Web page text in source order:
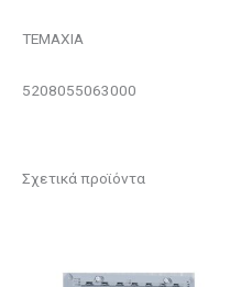
ΤΕΜΑΧΙΑ
5208055063000
Σχετικά προϊόντα